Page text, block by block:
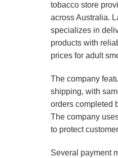
tobacco store
across Australia.
specializes in
products with
prices for adult
The company
shipping, with
orders completed
The company
to protect
Several payment